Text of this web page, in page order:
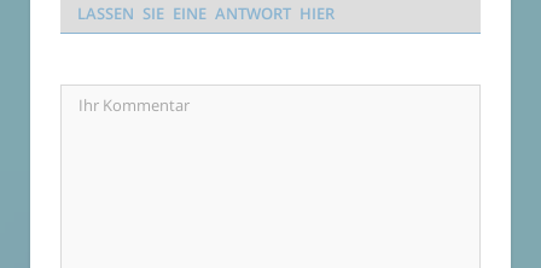
LASSEN SIE EINE ANTWORT HIER